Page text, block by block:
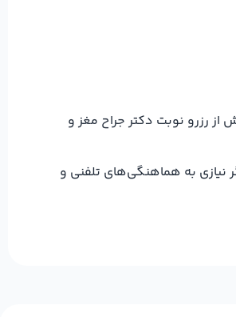
از رزرو نوبت دکتر جراح مغز و
نیازی به هماهنگی‌های تلفنی و